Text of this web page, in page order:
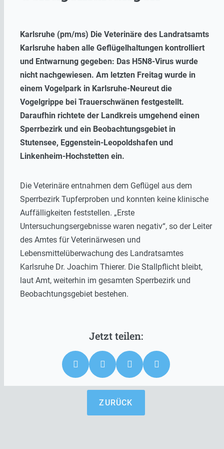
Karlsruhe (pm/ms) Die Veterinäre des Landratsamts
Karlsruhe haben alle Geflügelhaltungen kontrolliert
und Entwarnung gegeben: Das H5N8-Virus wurde
nicht nachgewiesen. Am letzten Freitag wurde in
einem Vogelpark in Karlsruhe-Neureut die
Vogelgrippe bei Trauerschwänen festgestellt.
Daraufhin richtete der Landkreis umgehend einen
Sperrbezirk und ein Beobachtungsgebiet in
Stutensee, Eggenstein-Leopoldshafen und
Linkenheim-Hochstetten ein.
Die Veterinäre entnahmen dem Geflügel aus dem
Sperrbezirk Tupferproben und konnten keine klinische
Auffälligkeiten feststellen. „Erste
Untersuchungsergebnisse waren negativ“, so der Leiter
des Amtes für Veterinärwesen und
Lebensmittelüberwachung des Landratsamtes
Karlsruhe Dr. Joachim Thierer. Die Stallpflicht bleibt,
laut Amt, weiterhin im gesamten Sperrbezirk und
Beobachtungsgebiet bestehen.
ZURÜCK